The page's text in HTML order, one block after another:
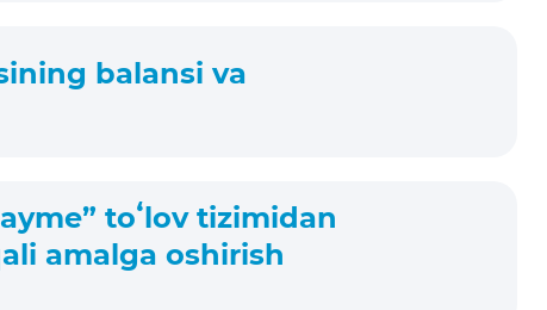
balansi va
toʻlov tizimidan
amalga oshirish